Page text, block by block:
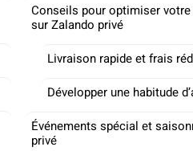
Conseils pour optimiser votre
sur Zalando privé
Livraison rapide et frais
Développer une habitude
Événements spécial et
privé